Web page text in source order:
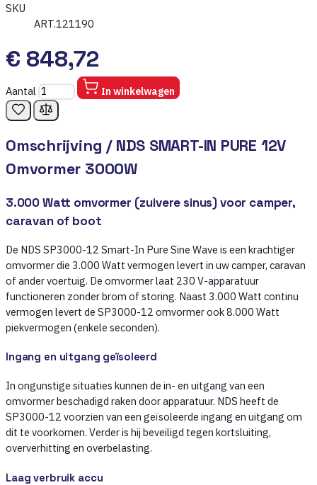
SKU
ART.121190
€ 848,72
Aantal In winkelwagen
Omschrijving / NDS SMART-IN PURE 12V
Omvormer 3000W
3.000 Watt omvormer (zuivere sinus) voor camper,
caravan of boot
De NDS SP3000-12 Smart-In Pure Sine Wave is een krachtiger
omvormer die 3.000 Watt vermogen levert in uw camper, caravan
of ander voertuig. De omvormer laat 230 V-apparatuur
functioneren zonder brom of storing. Naast 3.000 Watt continu
vermogen levert de SP3000-12 omvormer ook 8.000 Watt
piekvermogen (enkele seconden).
Ingang en uitgang geïsoleerd
In ongunstige situaties kunnen de in- en uitgang van een
omvormer beschadigd raken door apparatuur. NDS heeft de
SP3000-12 voorzien van een geïsoleerde ingang en uitgang om
dit te voorkomen. Verder is hij beveiligd tegen kortsluiting,
oververhitting en overbelasting.
Laag verbruik accu